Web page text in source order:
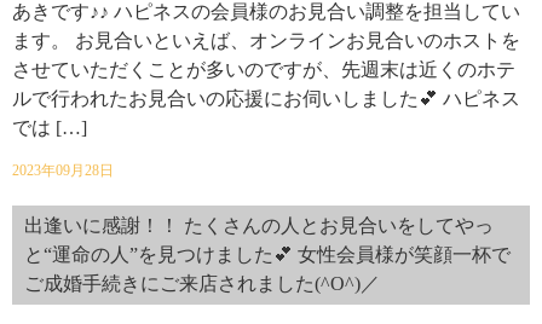
あきです♪♪ ハピネスの会員様のお見合い調整を担当してい
ます。 お見合いといえば、オンラインお見合いのホストを
させていただくことが多いのですが、先週末は近くのホテ
ルで行われたお見合いの応援にお伺いしました💕 ハピネス
では […]
2023年09月28日
出逢いに感謝！！ たくさんの人とお見合いをしてやっ
と“運命の人”を見つけました💕 女性会員様が笑顔一杯で
ご成婚手続きにご来店されました(^O^)／